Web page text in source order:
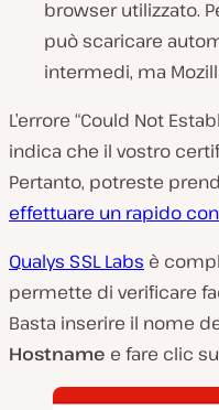
browser utilizzato.
può scaricare
intermedi, ma
L’errore “Could Not
indica che il vostro
Pertanto, potreste
effettuare un rapido
Qualys SSL Labs è
permette di verificare
Basta inserire il nome
Hostname e fare clic su